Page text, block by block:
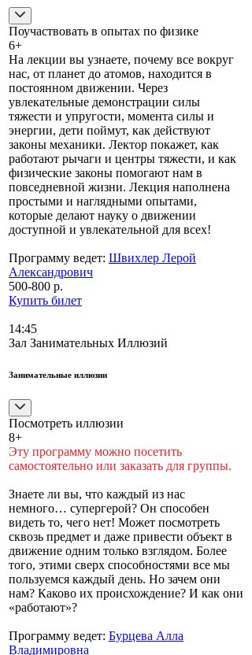
Поучаствовать в опытах по физике
6+
На лекции вы узнаете, почему все вокруг
нас, от планет до атомов, находится в
постоянном движении. Через
увлекательные демонстрации силы
тяжести и упругости, момента силы и
энергии, дети поймут, как действуют
законы механики. Лектор покажет, как
работают рычаги и центры тяжести, и как
физические законы помогают нам в
повседневной жизни. Лекция наполнена
простыми и наглядными опытами,
которые делают науку о движении
доступной и увлекательной для всех!
Программу ведет: Швихлер Лерой
Александрович
500-800 р.
Купить билет
14:45
Зал Занимательных Иллюзий
Занимательные иллюзии
Посмотреть иллюзии
8+
Эту программу можно посетить
самостоятельно или заказать для группы.
Знаете ли вы, что каждый из нас
немного… супергерой? Он способен
видеть то, чего нет! Может посмотреть
сквозь предмет и даже привести объект в
движение одним только взглядом. Более
того, этими сверх способностями все мы
пользуемся каждый день. Но зачем они
нам? Каково их происхождение? И как они
«работают»?
Программу ведет: Бурцева Алла
Владимировна